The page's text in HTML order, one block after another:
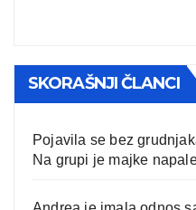
SKORAŠNJI ČLANCI
Pojavila se bez
Na grupi je majke